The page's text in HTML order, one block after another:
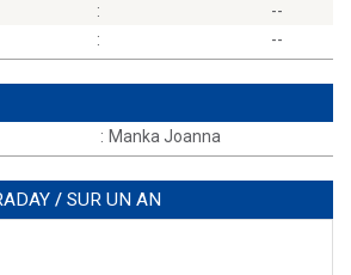
:
--
: --
: Manka Joanna
/ SUR UN AN